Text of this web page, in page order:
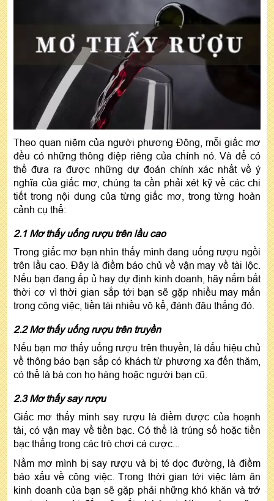
Theo quan niệm của người phương Đông, mỗi giấc mơ
đều có những thông điệp riêng của chính nó. Và để có
thể đưa ra được những dự đoán chính xác nhất về ý
nghĩa của giấc mơ, chúng ta cần phải xét kỹ về các chi
tiết trong nội dung của từng giấc mơ, trong từng hoàn
cảnh cụ thể:
2.1 Mơ thấy uống rượu trên lầu cao
Trong giấc mơ bạn nhìn thấy mình đang uống rượu ngồi
trên lầu cao. Đây là điềm báo chủ về vận may về tài lộc.
Nếu bạn đang ấp ủ hay dự định kinh doanh, hãy nắm bắt
thời cơ vì thời gian sắp tới bạn sẽ gặp nhiều may mắn
trong công việc, tiền tài nhiều vô kể, đánh đâu thắng đó.
2.2 Mơ thấy uống rượu trên truyền
Nếu bạn mơ thấy uống rượu trên thuyền, là dấu hiệu chủ
về thông báo bạn sắp có khách từ phương xa đến thăm,
có thể là bà con họ hàng hoặc người bạn cũ.
2.3 Mơ thấy say rượu
Giấc mơ thấy mình say rượu là điềm được của hoạnh
tài, có vận may về tiền bạc. Có thể là trúng số hoặc tiền
bạc thắng trong các trò chơi cá cược...
Nằm mơ mình bị say rượu và bị té dọc đường, là điềm
báo xấu về công việc. Trong thời gian tới việc làm ăn
kinh doanh của bạn sẽ gặp phải những khó khăn và trở